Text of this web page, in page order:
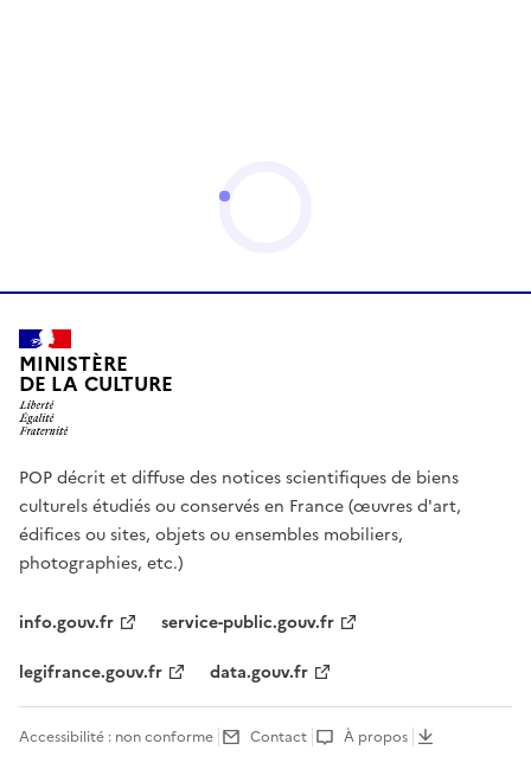
MINISTÈRE
DE LA CULTURE
POP décrit et diffuse des notices scientifiques de biens
culturels étudiés ou conservés en France (œuvres d'art,
édifices ou sites, objets ou ensembles mobiliers,
photographies, etc.)
info.gouv.fr
service-public.gouv.fr
legifrance.gouv.fr
data.gouv.fr
Accessibilité : non conforme Contact À propos